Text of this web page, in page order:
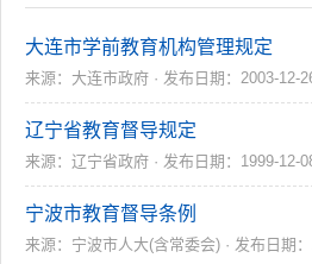
大连市学前教育机构管理规定
来源：大连市政府 · 发布日期：2003-12-
辽宁省教育督导规定
来源：辽宁省政府 · 发布日期：1999-12-
宁波市教育督导条例
来源：宁波市人大(含常委会) · 发布日期